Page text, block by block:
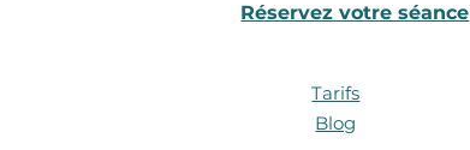
Réservez votre séance
Tarifs
Blog